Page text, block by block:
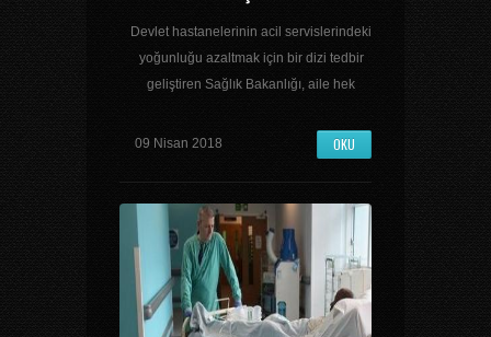
Devlet hastanelerinin acil servislerindeki
yoğunluğu azaltmak için bir dizi tedbir
geliştiren Sağlık Bakanlığı, aile hek
09 Nisan 2018 OKU